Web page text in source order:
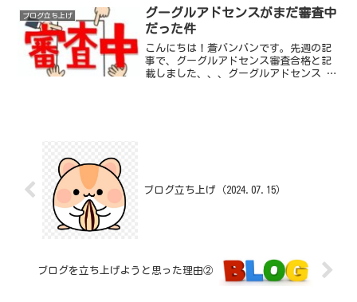
す？ホンマやろうな、信じ...
ブログ立ち上げ
グーグルアドセンスがまだ審査中
だった件
こんにちは！蒼バンバンです。先週の記
事で、グーグルアドセンス審査合格と記
載しました、、、グーグルアドセンス 審
ブログ立ち上げ（2024.07.15）
ブログを立ち上げようと思った理由②